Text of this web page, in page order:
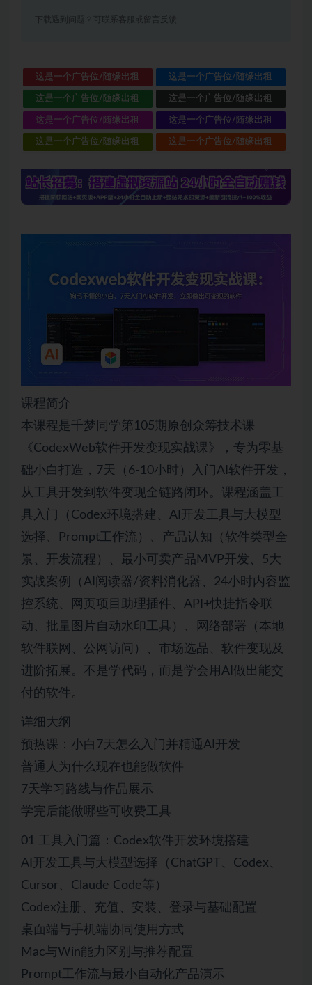
下载遇到问题？可联系客服或留言反馈
这是一个广告位/随缘出租 这是一个广告位/随缘出租
这是一个广告位/随缘出租 这是一个广告位/随缘出租
这是一个广告位/随缘出租 这是一个广告位/随缘出租
这是一个广告位/随缘出租 这是一个广告位/随缘出租
课程简介
本课程是千梦同学第105期原创众筹技术课
《CodexWeb软件开发变现实战课》，专为零基
础小白打造，7天（6-10小时）入门AI软件开发，
从工具开发到软件变现全链路闭环。课程涵盖工
具入门（Codex环境搭建、AI开发工具与大模型
选择、Prompt工作流）、产品认知（软件类型全
景、开发流程）、最小可卖产品MVP开发、5大
实战案例（AI阅读器/资料消化器、24小时内容监
控系统、网页项目助理插件、API+快捷指令联
动、批量图片自动水印工具）、网络部署（本地
软件联网、公网访问）、市场选品、软件变现及
进阶拓展。不是学代码，而是学会用AI做出能交
付的软件。
详细大纲
预热课：小白7天怎么入门并精通AI开发
普通人为什么现在也能做软件
7天学习路线与作品展示
学完后能做哪些可收费工具
01 工具入门篇：Codex软件开发环境搭建
AI开发工具与大模型选择（ChatGPT、Codex、
Cursor、Claude Code等）
Codex注册、充值、安装、登录与基础配置
桌面端与手机端协同使用方式
Mac与Win能力区别与推荐配置
Prompt工作流与最小自动化产品演示